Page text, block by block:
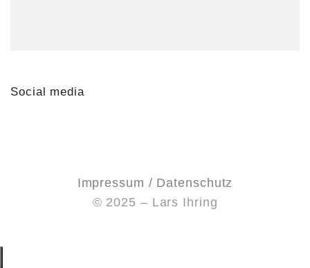
Social media
Impressum / Datenschutz
© 2025 – Lars Ihring